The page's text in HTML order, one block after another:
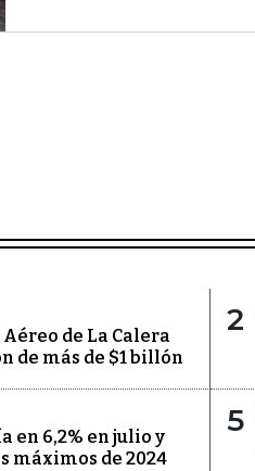
de La Calera
de más de $1 billón
2
en 6,2% en julio y
máximos de 2024
5